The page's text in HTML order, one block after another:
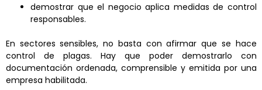
demostrar que el negocio aplica medidas de control
responsables.
En sectores sensibles, no basta con afirmar que se hace
control de plagas. Hay que poder demostrarlo con
documentación ordenada, comprensible y emitida por una
empresa habilitada.